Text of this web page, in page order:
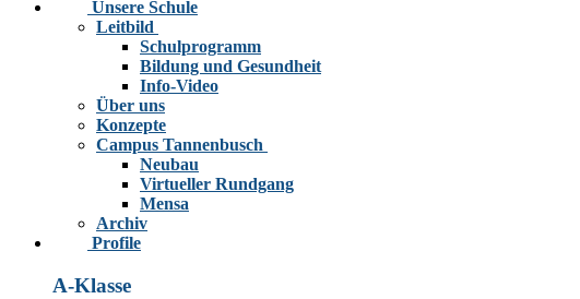
Unsere Schule
Leitbild
Schulprogramm
Bildung und Gesundheit
Info-Video
Über uns
Konzepte
Campus Tannenbusch
Neubau
Virtueller Rundgang
Mensa
Archiv
Profile
A-Klasse